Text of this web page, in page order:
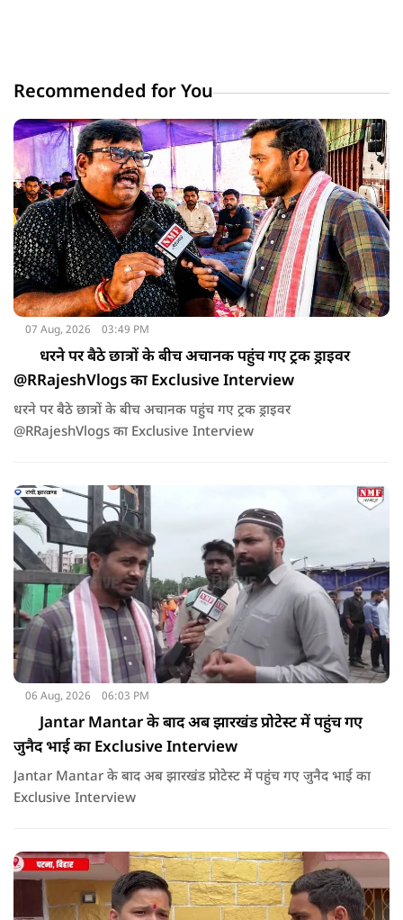
Recommended for You
07 Aug, 2026 03:49 PM
धरने पर बैठे छात्रों के बीच अचानक पहुंच गए ट्रक ड्राइवर
@RRajeshVlogs का Exclusive Interview
धरने पर बैठे छात्रों के बीच अचानक पहुंच गए ट्रक ड्राइवर
@RRajeshVlogs का Exclusive Interview
06 Aug, 2026 06:03 PM
Jantar Mantar के बाद अब झारखंड प्रोटेस्ट में पहुंच गए
जुनैद भाई का Exclusive Interview
Jantar Mantar के बाद अब झारखंड प्रोटेस्ट में पहुंच गए जुनैद भाई का
Exclusive Interview